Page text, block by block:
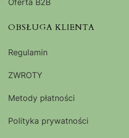
Oferta B2B
OBSŁUGA KLIENTA
Regulamin
ZWROTY
Metody płatności
Polityka prywatności